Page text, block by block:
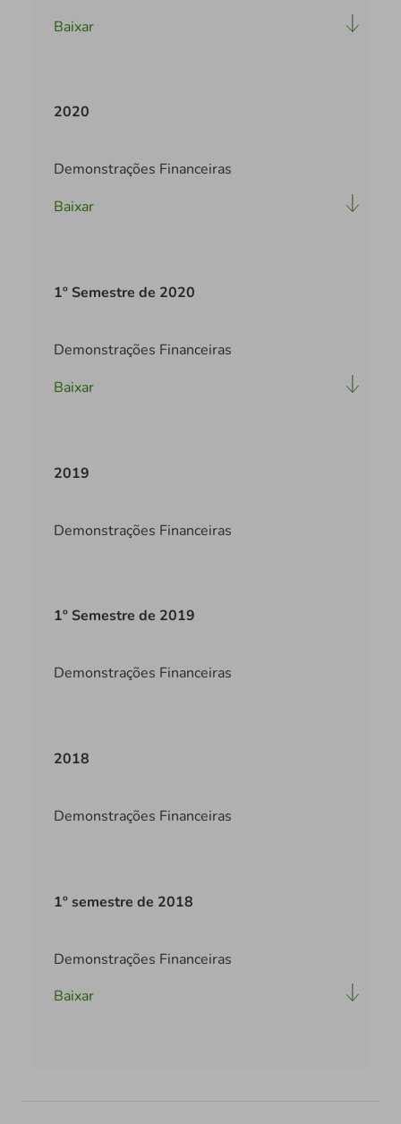
Baixar
2020
Demonstrações Financeiras
Baixar
1º Semestre de 2020
Demonstrações Financeiras
Baixar
2019
Demonstrações Financeiras
1º Semestre de 2019
Demonstrações Financeiras
2018
Demonstrações Financeiras
1º semestre de 2018
Demonstrações Financeiras
Baixar